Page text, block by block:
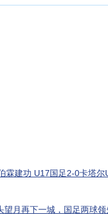
霖建功 U17国足2-0卡塔尔
月再下一城，国足两球领